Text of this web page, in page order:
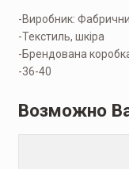
-Виробник:
-Текстиль, шкіра
-Брендована
-36-40
Возможно